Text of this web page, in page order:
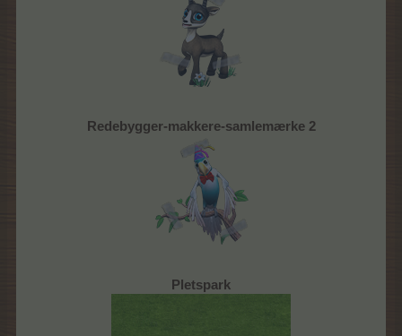
Redebygger-makkere-samlemærke 2
Pletspark